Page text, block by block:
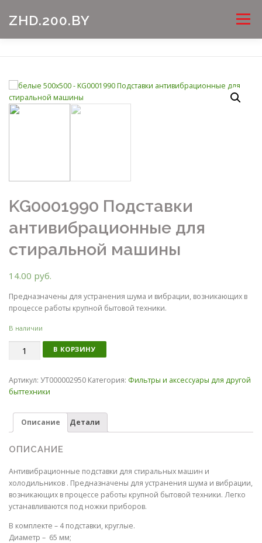
ZHD.200.BY
KG0001990 Подставки
антивибрационные для
стиральной машины
14.00 руб.
Предназначены для устранения шума и вибрации, возникающих в
процессе работы крупной бытовой техники.
В наличии
Количество В КОРЗИНУ
Артикул: УТ000002950 Категория: Фильтры и аксессуары для другой
быттехники
Описание Детали
ОПИСАНИЕ
Антивибрационные подставки для стиральных машин и
холодильников . Предназначены для устранения шума и вибрации,
возникающих в процессе работы крупной бытовой техники. Легко
устанавливаются под ножки приборов.
В комплекте – 4 подставки, круглые.
Диаметр – 65 мм;